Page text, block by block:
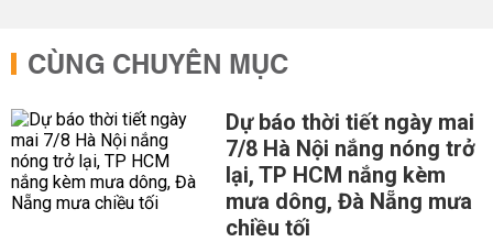
CÙNG CHUYÊN MỤC
Dự báo thời tiết ngày mai
7/8 Hà Nội nắng nóng trở
lại, TP HCM nắng kèm
mưa dông, Đà Nẵng mưa
chiều tối